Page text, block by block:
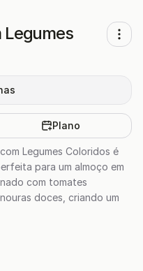
Legumes
Plano
Legumes Coloridos é
para um almoço em
com tomates
doces, criando um